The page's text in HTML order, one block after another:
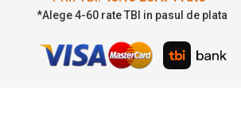
*Alege 4-60 rate TBI in pasul de plata